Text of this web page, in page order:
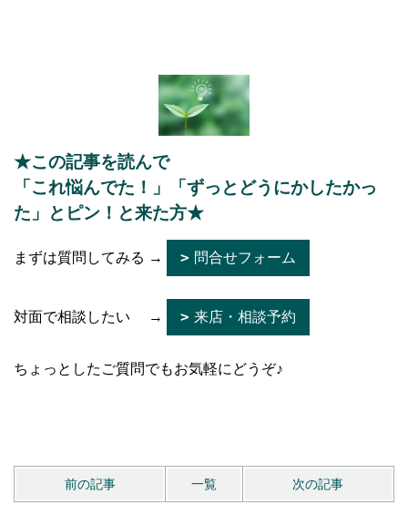
★この記事を読んで
「これ悩んでた！」「ずっとどうにかしたかっ
た」とピン！と来た方★
まずは質問してみる → 問合せフォーム
対面で相談したい → 来店・相談予約
ちょっとしたご質問でもお気軽にどうぞ♪
前の記事 一覧 次の記事